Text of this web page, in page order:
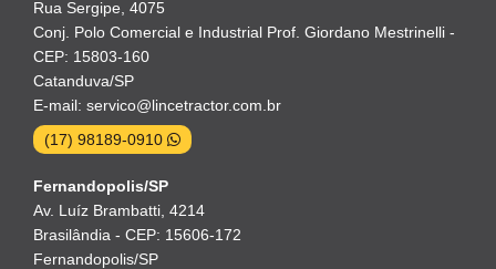
Rua Sergipe, 4075
Conj. Polo Comercial e Industrial Prof. Giordano Mestrinelli -
CEP: 15803-160
Catanduva/SP
E-mail: servico@lincetractor.com.br
(17) 98189-0910
Fernandopolis/SP
Av. Luíz Brambatti, 4214
Brasilândia - CEP: 15606-172
Fernandopolis/SP